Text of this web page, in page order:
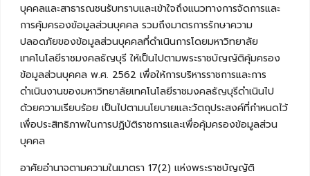
บุคคลและสาธารณชนรับทราบและเข้าใจถึงแนวทางการจัดการและ
การคุ้มครองข้อมูลส่วนบุคคล รวมถึงมาตรการรักษาความ
ปลอดภัยของข้อมูลส่วนบุคคลที่ดำเนินการโดยมหาวิทยาลัย
เทคโนโลยีราชมงคลธัญบุรี ให้เป็นไปตามพระราชบัญญัติคุ้มครอง
ข้อมูลส่วนบุคคล พ.ศ. 2562 เพื่อให้การบริหารราชการและการ
ดำเนินงานของมหาวิทยาลัยเทคโนโลยีราชมงคลธัญบุรีดำเนินไป
ด้วยความเรียบร้อย เป็นไปตามนโยบายและวัตถุประสงค์ที่กำหนดไว้
เพื่อประสิทธิภาพในการปฏิบัติราชการและเพื่อคุ้มครองข้อมูลส่วน
บุคคล
อาศัยอำนาจตามความในมาตรา 17(2) แห่งพระราชบัญญัติ